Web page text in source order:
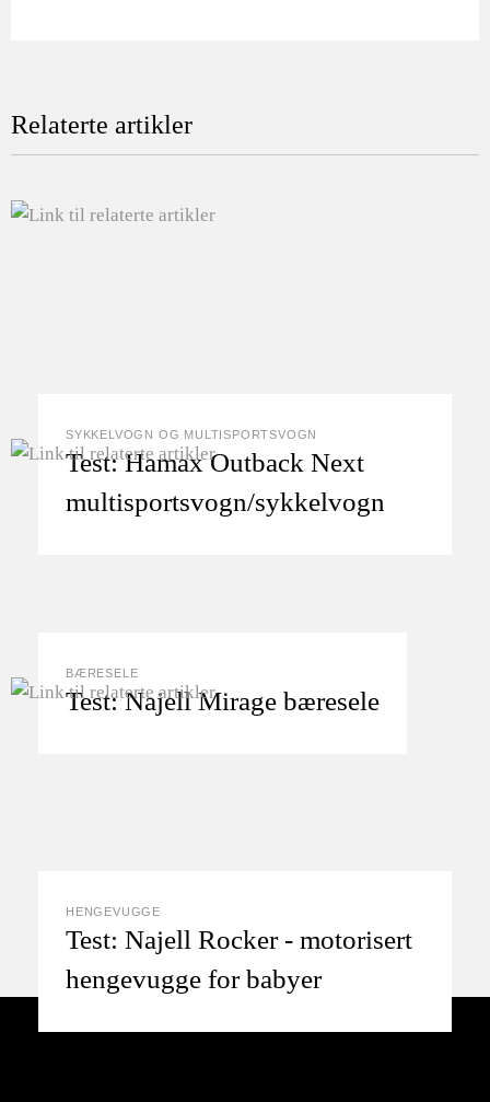
Relaterte artikler
SYKKELVOGN OG MULTISPORTSVOGN
Test: Hamax Outback Next
multisportsvogn/sykkelvogn
BÆRESELE
Test: Najell Mirage bæresele
HENGEVUGGE
Test: Najell Rocker - motorisert
hengevugge for babyer